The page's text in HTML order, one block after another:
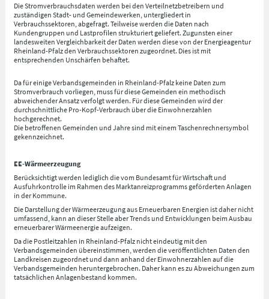
Die Stromverbrauchsdaten werden bei den Verteilnetzbetreibern und
zuständigen Stadt- und Gemeindewerken, untergliedert in
Verbrauchssektoren, abgefragt. Teilweise werden die Daten nach
Kundengruppen und Lastprofilen strukturiert geliefert. Zugunsten einer
landesweiten Vergleichbarkeit der Daten werden diese von der Energieagentur
Rheinland-Pfalz den Verbrauchssektoren zugeordnet. Dies ist mit
entsprechenden Unschärfen behaftet.
Da für einige Verbandsgemeinden in Rheinland-Pfalz keine Daten zum
Stromverbrauch vorliegen, muss für diese Gemeinden ein methodisch
abweichender Ansatz verfolgt werden. Für diese Gemeinden wird der
durchschnittliche Pro-Kopf-Verbrauch über die Einwohnerzahlen
hochgerechnet.
Die betroffenen Gemeinden und Jahre sind mit einem Taschenrechnersymbol
gekennzeichnet.
EE-Wärmeerzeugung
Berücksichtigt werden lediglich die vom Bundesamt für Wirtschaft und
Ausfuhrkontrolle im Rahmen des Marktanreizprogramms geförderten Anlagen
in der Kommune.
Die Darstellung der Wärmeerzeugung aus Erneuerbaren Energien ist daher nicht
umfassend, kann an dieser Stelle aber Trends und Entwicklungen beim Ausbau
erneuerbarer Wärmeenergie aufzeigen.
Da die Postleitzahlen in Rheinland-Pfalz nicht eindeutig mit den
Verbandsgemeinden übereinstimmen, werden die veröffentlichten Daten den
Landkreisen zugeordnet und dann anhand der Einwohnerzahlen auf die
Verbandsgemeinden heruntergebrochen. Daher kann es zu Abweichungen zum
tatsächlichen Anlagenbestand kommen.